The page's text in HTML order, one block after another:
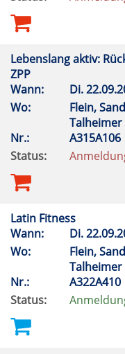
Lebenslang aktiv:
ZPP
Wann:
Di.
Wo:
Flein,
Talheimer
Nr.:
A315A106
Status:
Latin Fitness
Wann:
Di.
Wo:
Flein,
Talheimer
Nr.:
A322A410
Status: